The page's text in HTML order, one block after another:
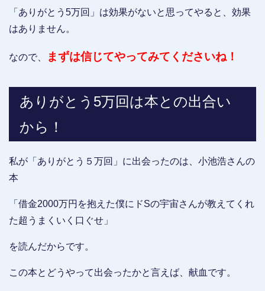
「ありがとう5万回」は効果がないと思ってやると、効果
はありません。
なので、 まずは信じてやってみてくださいね！
ありがとう5万回は本との出合い
から！
私が「ありがとう５万回」に出会ったのは、小池浩さんの
本
「借金2000万円を抱えた僕にドSの宇宙さんが教えてくれ
た超うまくいく口ぐせ」
を読んだからです。
この本とどうやって出会ったかと言えば、献血です。